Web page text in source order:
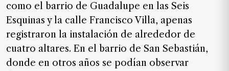
Videos
Hemeroteca
de
noticias
como el barrio de Guadalupe en las Seis
Esquinas y la calle Francisco Villa, apenas
registraron la instalación de alrededor de
cuatro altares. En el barrio de San Sebastián,
donde en otros años se podían observar